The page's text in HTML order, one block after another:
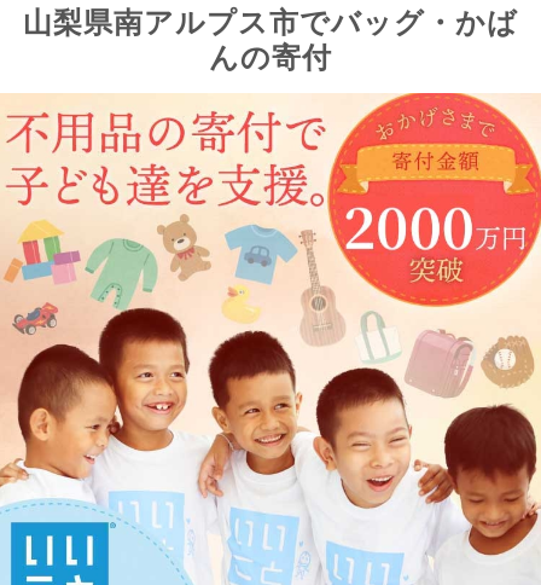
山梨県南アルプス市でバッグ・かば
んの寄付